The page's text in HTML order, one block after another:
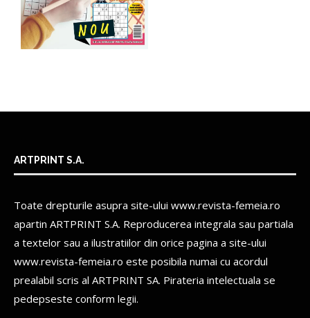
ARTPRINT S.A.
Toate drepturile asupra site-ului www.revista-femeia.ro
apartin ARTPRINT S.A. Reproducerea integrala sau partiala
a textelor sau a ilustratiilor din orice pagina a site-ului
www.revista-femeia.ro este posibila numai cu acordul
prealabil scris al ARTPRINT SA. Pirateria intelectuala se
pedepseste conform legii.